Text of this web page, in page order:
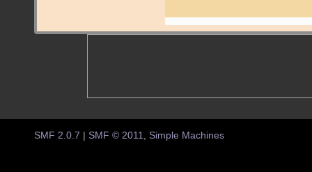
SMF 2.0.7 SMF © 2011, Simple Machines